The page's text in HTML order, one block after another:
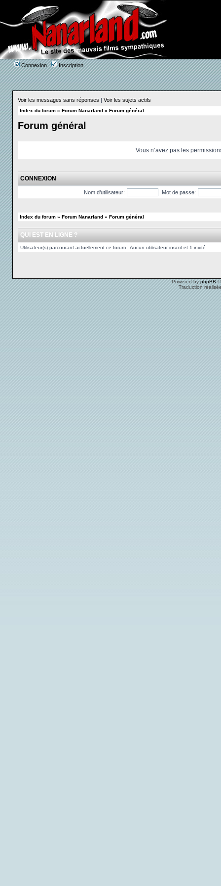
Connexion Inscription
Voir les messages sans réponses | Voir les sujets actifs
Index du forum » Forum Nanarland » Forum général
Forum général
Vous n’avez pas les
CONNEXION
Nom d’utilisateur: Mot de passe:
Index du forum » Forum Nanarland » Forum général
QUI EST EN LIGNE ?
Utilisateur(s) parcourant actuellement ce forum : Aucun utilisateur inscrit et 1 invité
Powered byphpBB©
Traduction